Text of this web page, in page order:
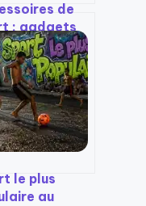
de
: gadgets
ou leviers
pour
vos
?
le plus
au